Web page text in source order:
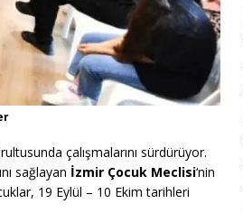
çalışmalarını sürdürüyor.
sağlayan İzmir Çocuk Meclisi‘nin
19 Eylül – 10 Ekim tarihleri